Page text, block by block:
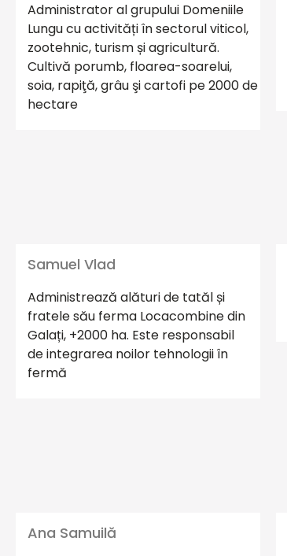
Administrator al grupului Domeniile
Lungu cu activități în sectorul viticol,
zootehnic, turism și agricultură.
Cultivă porumb, floarea-soarelui,
soia, rapiţă, grâu şi cartofi pe 2000 de
hectare
Samuel Vlad
Administrează alături de tatăl și
fratele său ferma Locacombine din
Galați, +2000 ha. Este responsabil
de integrarea noilor tehnologii în
fermă
Ana Samuilă